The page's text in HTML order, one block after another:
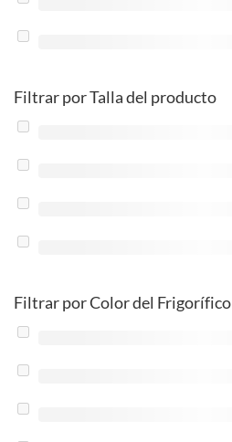
Filtrar por Talla del producto
Filtrar por Color del Frigorífico